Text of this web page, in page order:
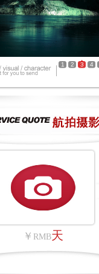
1 2 3 4
￥ RMB天